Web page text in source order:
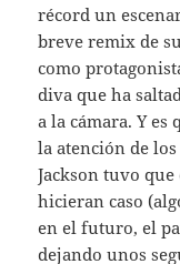
récord un
breve remix de
como
diva que ha
a la cámara. Y es
la atención de
Jackson tuvo
hicieran caso
en el futuro, el
dejando unos